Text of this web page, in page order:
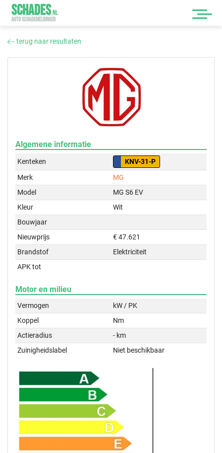
SCHADES.NL
AUTO SCHADEMELDINGEN
terug naar resultaten
Algemene informatie
Kenteken
KNV-31-P
Merk
MG
Model
MG S6 EV
Kleur
Wit
Bouwjaar
Nieuwprijs
€ 47.621
Brandstof
Elektriciteit
APK tot
Motor en milieu
Vermogen
kW / PK
Koppel
Nm
Actieradius
- km
Zuinigheidslabel
Niet beschikbaar